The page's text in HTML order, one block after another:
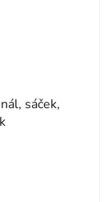
sáček,